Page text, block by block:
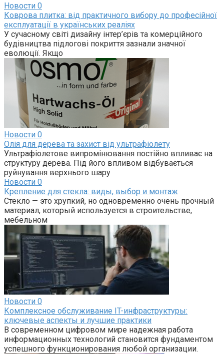
Новости 0
Коврова плитка: від практичного вибору до професійної
експлуатації в українських реаліях
У сучасному світі дизайну інтер’єрів та комерційного
будівництва підлогові покриття зазнали значної
еволюції. Якщо
Новости 0
Олія для дерева та захист від ультрафіолету
Ультрафіолетове випромінювання постійно впливає на
структуру дерева. Під його впливом відбувається
руйнування верхнього шару
Новости 0
Крепление для стекла: виды, выбор и монтаж
Стекло — это хрупкий, но одновременно очень прочный
материал, который используется в строительстве,
мебельном
Новости 0
Комплексное обслуживание IT-инфраструктуры:
ключевые аспекты и лучшие практики
В современном цифровом мире надежная работа
информационных технологий становится фундаментом
успешного функционирования любой организации.